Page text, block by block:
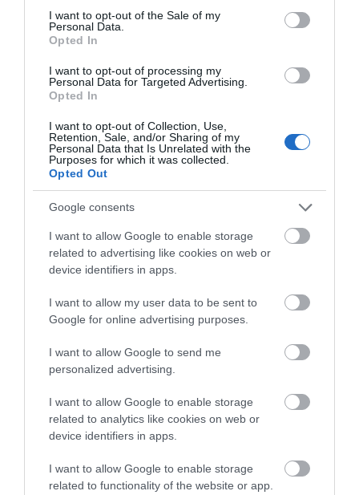
consent section.
I want to opt-out of the Sale of my
Personal Data.
Opted In
I want to opt-out of processing my
Personal Data for Targeted Advertising.
Opted In
I want to opt-out of Collection, Use,
Retention, Sale, and/or Sharing of my
Personal Data that Is Unrelated with the
Purposes for which it was collected.
Opted Out
Google consents
I want to allow Google to enable storage
related to advertising like cookies on web or
device identifiers in apps.
I want to allow my user data to be sent to
Google for online advertising purposes.
I want to allow Google to send me
personalized advertising.
I want to allow Google to enable storage
related to analytics like cookies on web or
device identifiers in apps.
I want to allow Google to enable storage
related to functionality of the website or app.
σήμερα, Παρασκευή 7 Αυγούστου
07.08.2026 | 08:30
Καιρός: Πάνω από 35 βαθμούς
σήμερα η θερμοκρασία στην
Εύβοια
07.08.2026 | 08:15
Εύβοια: Σήμερα το τελευταίο
αντίο στον 37χρονο που έχασε τη
ζωή του σε τροχαίο με
αγριογούρουνο
Φωτιά στη Σκύρο: Χωρίς ενεργό
δυνάμεις της Πυροσβεστικής
07.08.2026 | 00:10
Η Κύμη στο επίκεντρο
της γαστρονομίας –
έναρξη!
χωριό της Εύβοιας;
εθελοντή στην Εύβοια:
Ετσι σώθηκε το
Προκόπι από τη
Είσαι διακοπές στην
Εύβοια και θες γεύσεις
στα κάρβουνα; Έλα στο